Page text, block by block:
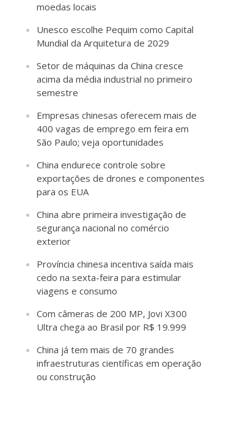
moedas locais
Unesco escolhe Pequim como Capital
Mundial da Arquitetura de 2029
Setor de máquinas da China cresce
acima da média industrial no primeiro
semestre
Empresas chinesas oferecem mais de
400 vagas de emprego em feira em
São Paulo; veja oportunidades
China endurece controle sobre
exportações de drones e componentes
para os EUA
China abre primeira investigação de
segurança nacional no comércio
exterior
Província chinesa incentiva saída mais
cedo na sexta-feira para estimular
viagens e consumo
Com câmeras de 200 MP, Jovi X300
Ultra chega ao Brasil por R$ 19.999
China já tem mais de 70 grandes
infraestruturas científicas em operação
ou construção